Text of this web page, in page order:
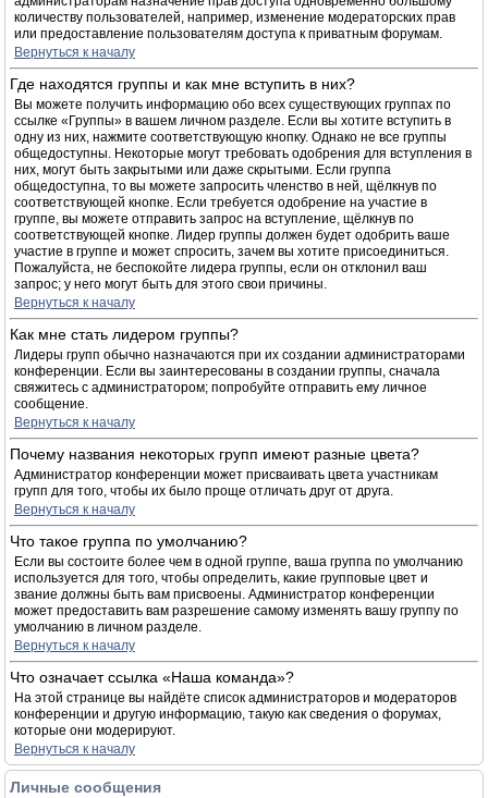
количеству пользователей, например, изменение модераторских прав
или предоставление пользователям доступа к приватным форумам.
Вернуться к началу
Где находятся группы и как мне вступить в них?
Вы можете получить информацию обо всех существующих группах по
ссылке «Группы» в вашем личном разделе. Если вы хотите вступить в
одну из них, нажмите соответствующую кнопку. Однако не все группы
общедоступны. Некоторые могут требовать одобрения для вступления в
них, могут быть закрытыми или даже скрытыми. Если группа
общедоступна, то вы можете запросить членство в ней, щёлкнув по
соответствующей кнопке. Если требуется одобрение на участие в
группе, вы можете отправить запрос на вступление, щёлкнув по
соответствующей кнопке. Лидер группы должен будет одобрить ваше
участие в группе и может спросить, зачем вы хотите присоединиться.
Пожалуйста, не беспокойте лидера группы, если он отклонил ваш
запрос; у него могут быть для этого свои причины.
Вернуться к началу
Как мне стать лидером группы?
Лидеры групп обычно назначаются при их создании администраторами
конференции. Если вы заинтересованы в создании группы, сначала
свяжитесь с администратором; попробуйте отправить ему личное
сообщение.
Вернуться к началу
Почему названия некоторых групп имеют разные цвета?
Администратор конференции может присваивать цвета участникам
групп для того, чтобы их было проще отличать друг от друга.
Вернуться к началу
Что такое группа по умолчанию?
Если вы состоите более чем в одной группе, ваша группа по умолчанию
используется для того, чтобы определить, какие групповые цвет и
звание должны быть вам присвоены. Администратор конференции
может предоставить вам разрешение самому изменять вашу группу по
умолчанию в личном разделе.
Вернуться к началу
Что означает ссылка «Наша команда»?
На этой странице вы найдёте список администраторов и модераторов
конференции и другую информацию, такую как сведения о форумах,
которые они модерируют.
Вернуться к началу
Личные сообщения